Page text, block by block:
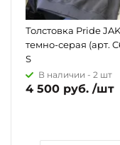
Толстовка Pride
темно-серая (арт.
S
В наличии - 2 шт
4 500 руб. /шт